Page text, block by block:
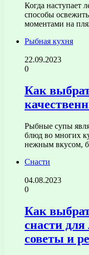
Когда наступает
способы
моментами на
Рыбная кухня
22.09.2023
0
Как
Рыбные супы
блюд во многих
нежным вкусом,
Снасти
04.08.2023
0
Как
снасти
советы и